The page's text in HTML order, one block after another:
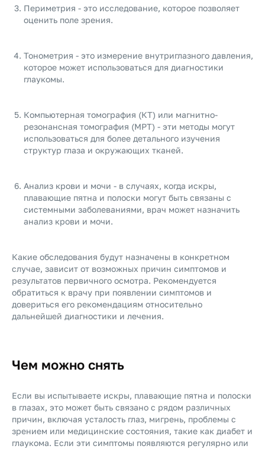
Периметрия - это исследование, которое позволяет
оценить поле зрения.
Тонометрия - это измерение внутриглазного давления,
которое может использоваться для диагностики
глаукомы.
Компьютерная томография (КТ) или магнитно-
резонансная томография (МРТ) - эти методы могут
использоваться для более детального изучения
структур глаза и окружающих тканей.
Анализ крови и мочи - в случаях, когда искры,
плавающие пятна и полоски могут быть связаны с
системными заболеваниями, врач может назначить
анализ крови и мочи.
Какие обследования будут назначены в конкретном
случае, зависит от возможных причин симптомов и
результатов первичного осмотра. Рекомендуется
обратиться к врачу при появлении симптомов и
довериться его рекомендациям относительно
дальнейшей диагностики и лечения.
Чем можно снять
Если вы испытываете искры, плавающие пятна и полоски
в глазах, это может быть связано с рядом различных
причин, включая усталость глаз, мигрень, проблемы с
зрением или медицинские состояния, такие как диабет и
глаукома. Если эти симптомы появляются регулярно или